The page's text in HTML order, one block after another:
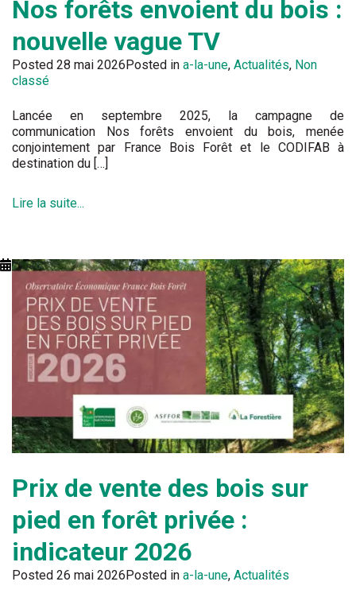
Nos forêts envoient du bois :
nouvelle vague TV
Posted 28 mai 2026Posted in a-la-une, Actualités, Non
classé
Lancée en septembre 2025, la campagne de
communication Nos forêts envoient du bois, menée
conjointement par France Bois Forêt et le CODIFAB à
destination du […]
Lire la suite...
Prix de vente des bois sur
pied en forêt privée :
indicateur 2026
Posted 26 mai 2026Posted in a-la-une, Actualités